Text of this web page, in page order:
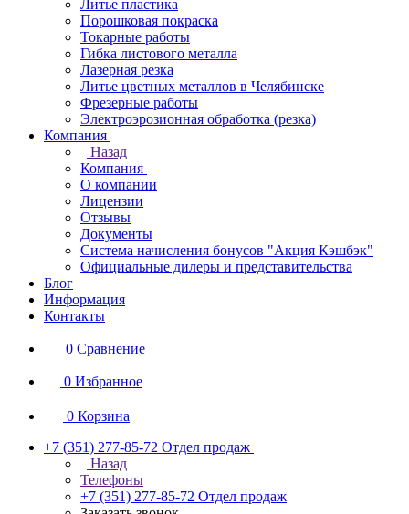
Литье пластика
Порошковая покраска
Токарные работы
Гибка листового металла
Лазерная резка
Литье цветных металлов в Челябинске
Фрезерные работы
Электроэрозионная обработка (резка)
Компания
Назад
Компания
О компании
Лицензии
Отзывы
Документы
Система начисления бонусов "Акция Кэшбэк"
Официальные дилеры и представительства
Блог
Информация
Контакты
0 Сравнение
0 Избранное
0 Корзина
+7 (351) 277-85-72 Отдел продаж
Назад
Телефоны
+7 (351) 277-85-72 Отдел продаж